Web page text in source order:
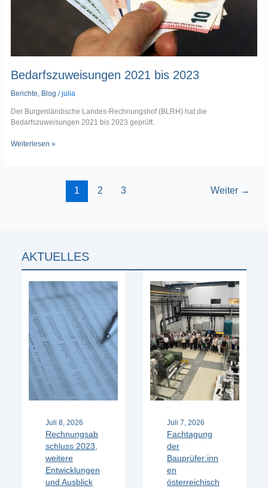
Bedarfszuweisungen 2021 bis 2023
Berichte, Blog /julia
Der Burgenländische Landes-Rechnungshof (BLRH) hat die
Bedarfszuweisungen 2021 bis 2023 geprüft.
Weiterlesen »
1 2 3 Weiter →
AKTUELLES
Juli 8, 2026
Rechnungsab
schluss 2023,
weitere
Entwicklungen
und Ausblick
Juli 7, 2026
Fachtagung
der
Bauprüfer:inn
en
österreichisch